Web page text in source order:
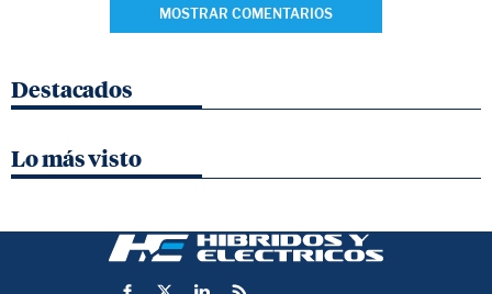
MOSTRAR COMENTARIOS
Destacados
Lo más visto